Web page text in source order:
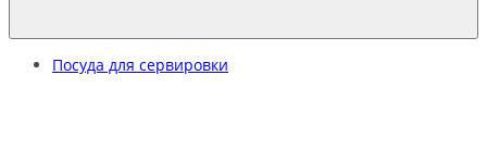
Посуда для сервировки